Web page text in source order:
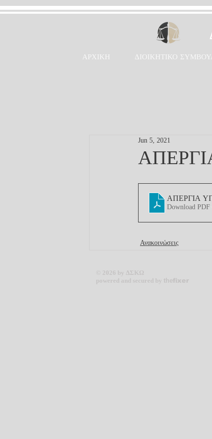
ΑΡΧΙΚΗ ΔΙΟΙΚΗΤΙΚΟ
Jun 5, 2021
ΑΠΕΡΓΙΑ
Download PDF
Ανακοινώσεις
© 2026 by ΔΣΚΩ
powered and secured by thefixer